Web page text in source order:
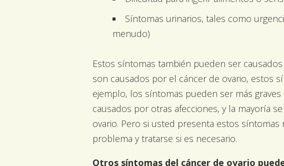
Síntomas urinarios, tales como
menudo)
Estos síntomas también pueden ser
son causados por el cáncer de ovario, estos
ejemplo, los síntomas pueden ser más
causados por otras afecciones, y la mayoría
ovario. Pero si usted presenta estos
problema y tratarse si es necesario.
Otros síntomas del cáncer de ovario